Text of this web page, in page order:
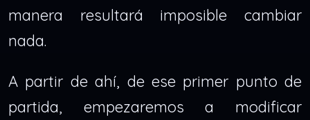
manera resultará imposible cambiar
nada.
A partir de ahí, de ese primer punto de
partida, empezaremos a modificar